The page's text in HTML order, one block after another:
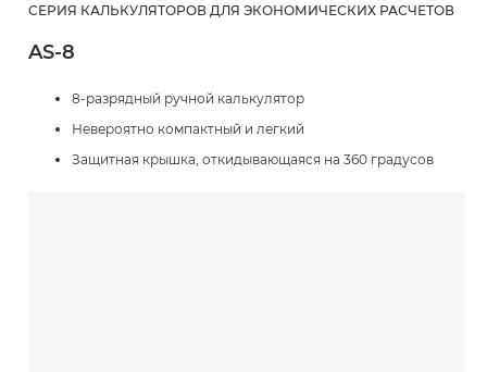
СЕРИЯ КАЛЬКУЛЯТОРОВ ДЛЯ ЭКОНОМИЧЕСКИХ РАСЧЕТОВ
AS-8
8-разрядный ручной калькулятор
Невероятно компактный и легкий
Защитная крышка, откидывающаяся на 360 градусов